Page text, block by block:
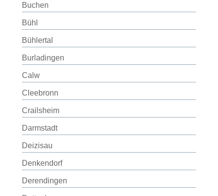
Buchen
Bühl
Bühlertal
Burladingen
Calw
Cleebronn
Crailsheim
Darmstadt
Deizisau
Denkendorf
Derendingen